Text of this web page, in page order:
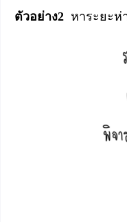
ตัวอย่าง2 หาระยะห่